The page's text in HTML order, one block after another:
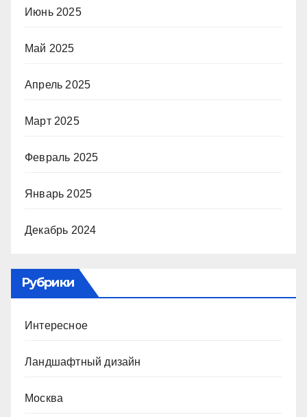
Июнь 2025
Май 2025
Апрель 2025
Март 2025
Февраль 2025
Январь 2025
Декабрь 2024
Рубрики
Интересное
Ландшафтный дизайн
Москва